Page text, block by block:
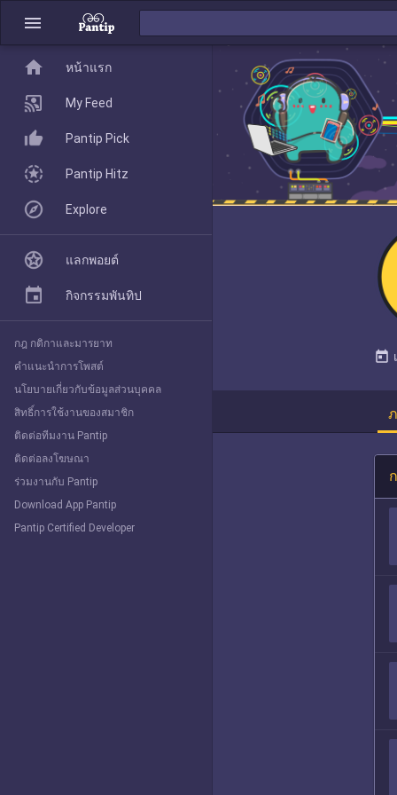
menu
today
home
Pantip Pick
Explore
home หน้าแรก
My Feed
Pantip Pick
Pantip Hitz
Explore
แลกพอยต์
กิจกรรมพันทิป
กฎ กติกาและมารยาท
คำแนะนำการโพสต์
นโยบายเกี่ยวกับข้อมูลส่วนบุคคล
สิทธิ์การใช้งานของสมาชิก
ติดต่อทีมงาน Pantip
ติดต่อลงโฆษณา
ร่วมงานกับ Pantip
Download App Pantip
Pantip Certified Developer